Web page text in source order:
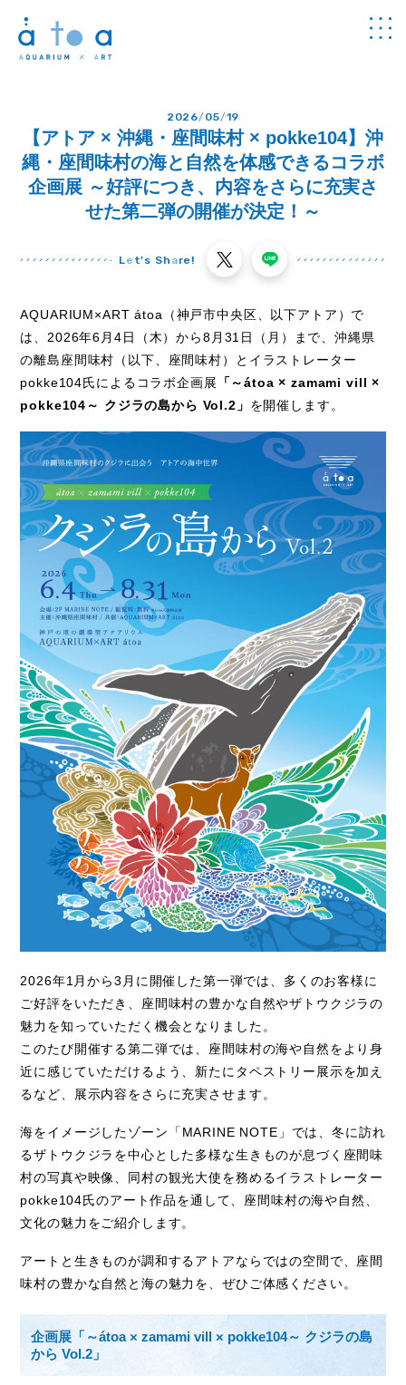
Guide
館内のご案内
料金
お知らせ
プログラム
Study
学び
Cafe & Shop
カフェ・ショップ
Access
アクセス
Q & A
よくあるご質問
2026/ 05/19
【アトア × 沖縄・座間味村 × pokke104】沖
縄・座間味村の海と自然を体感できるコラボ
企画展 ～好評につき、内容をさらに充実さ
せた第二弾の開催が決定！～
Le t’s Sh are!
AQUARIUM×ART átoa（神戸市中央区、以下アトア）で
は、 2026年6 月 4日（木）から8 月 31 日（月）まで、沖縄県
の離島座間味村（以下、座間味村）とイラストレーター
pokke104氏によるコラボ企画展 「～átoa × zamami vill ×
pokke104 ～ クジラの島から Vol.2 」 を開催します。
2026年1月から3 月に開催した第一弾では、多くのお客様に
ご好評をいただき、座間味村の豊かな自然やザトウクジラの
魅力を知っていただく機会となりました。
このたび開催する第二弾では、座間味村の海や自然をより身
近に感じていただけるよう、新たにタペストリー展示を加え
るなど、展示内容をさらに充実させます。
海をイメージしたゾーン「 MARINE NOTE 」では、冬に訪れ
るザトウクジラを中心とした多様な生きものが息づく座間味
村の写真や映像、同村の観光大使を務めるイラストレーター
pokke104氏のアート作品を通して、座間味村の海や自然、
文化の魅力をご紹介します。
アートと生きものが調和するアトアならではの空間で、座間
味村の豊かな自然と海の魅力を、ぜひご体感ください。
企画展「～átoa × zamami vill × pokke104～ クジラの島
から Vol.2」